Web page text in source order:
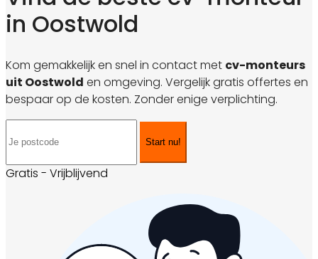
in Oostwold
Kom gemakkelijk en snel in contact met cv-monteurs
uit Oostwold en omgeving. Vergelijk gratis offertes en
bespaar op de kosten. Zonder enige verplichting.
Start nu!
Gratis - Vrijblijvend